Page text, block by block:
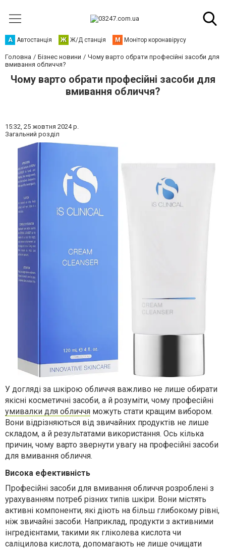
А Автостанція Ж Ж/Д станція М Монітор коронавірусу
Головна Бізнес новини
Чому варто обрати професійні засоби для
вмивання обличчя?
Чому варто обрати професійні засоби для
вмивання обличчя?
15:32, 25 жовтня 2024 р.
Загальний розділ
У догляді за шкірою обличчя важливо не лише обирати
якісні косметичні засоби, а й розуміти, чому професійні
умивалки для обличчя можуть стати кращим вибором.
Вони відрізняються від звичайних продуктів не лише
складом, а й результатами використання. Ось кілька
причин, чому варто звернути увагу на професійні засоби
для вмивання обличчя.
Висока ефективність
Професійні засоби для вмивання обличчя розроблені з
урахуванням потреб різних типів шкіри. Вони містять
активні компоненти, які діють на більш глибокому рівні,
ніж звичайні засоби. Наприклад, продукти з активними
інгредієнтами, такими як гліколева кислота чи
саліцилова кислота, допомагають не лише очищати